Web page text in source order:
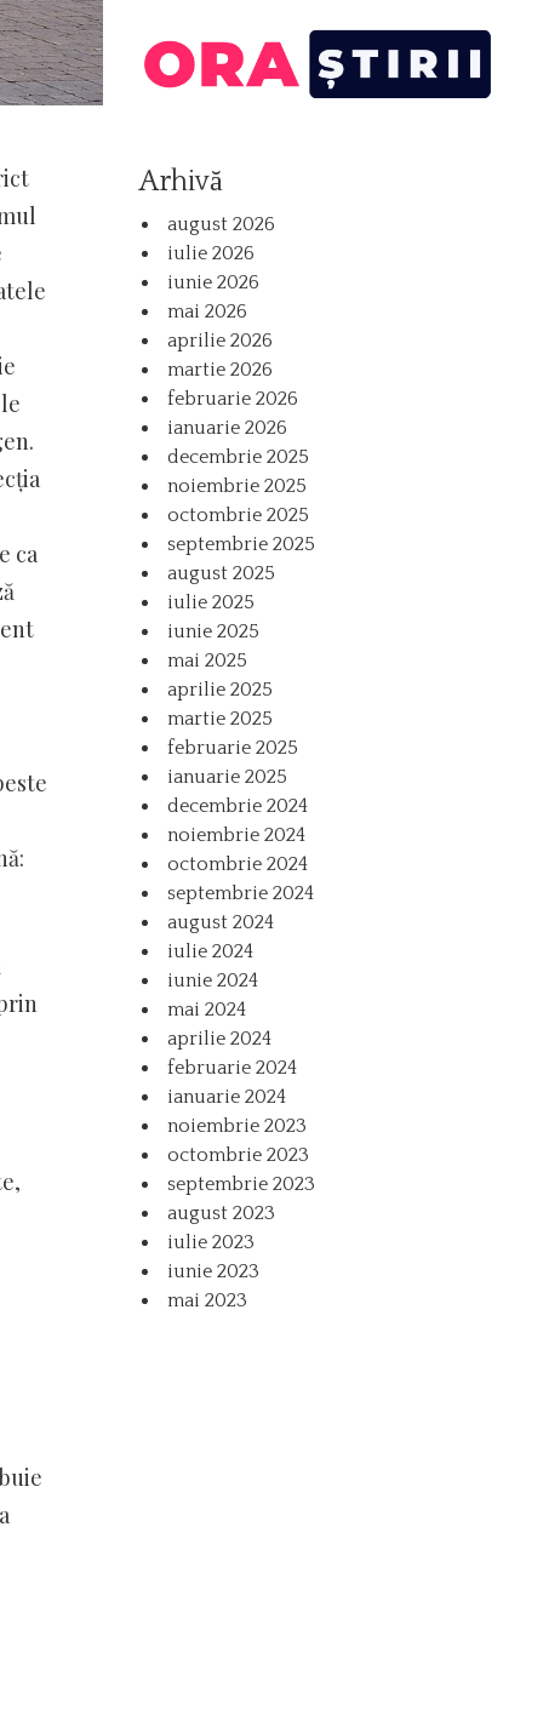
ca
Arhivă
august 2026
iulie 2026
iunie 2026
mai 2026
aprilie 2026
martie 2026
februarie 2026
ianuarie 2026
decembrie 2025
noiembrie 2025
octombrie 2025
septembrie 2025
august 2025
iulie 2025
iunie 2025
mai 2025
aprilie 2025
martie 2025
februarie 2025
ianuarie 2025
decembrie 2024
noiembrie 2024
octombrie 2024
septembrie 2024
august 2024
iulie 2024
iunie 2024
mai 2024
aprilie 2024
februarie 2024
ianuarie 2024
noiembrie 2023
octombrie 2023
septembrie 2023
august 2023
iulie 2023
iunie 2023
mai 2023